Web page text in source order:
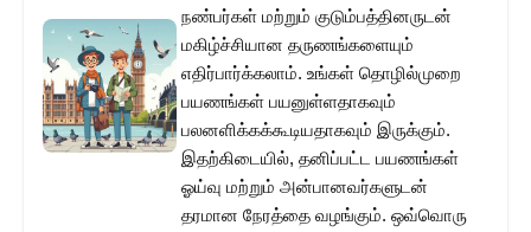
நண்பர்கள் மற்றும் குடும்பத்தினருடன்
மகிழ்ச்சியான தருணங்களையும்
எதிர்பார்க்கலாம். உங்கள் தொழில்முறை
பயணங்கள் பயனுள்ளதாகவும்
பலனளிக்கக்கூடியதாகவும் இருக்கும்.
இதற்கிடையில், தனிப்பட்ட பயணங்கள்
ஓய்வு மற்றும் அன்பானவர்களுடன்
தரமான நேரத்தை வழங்கும். ஒவ்வொரு